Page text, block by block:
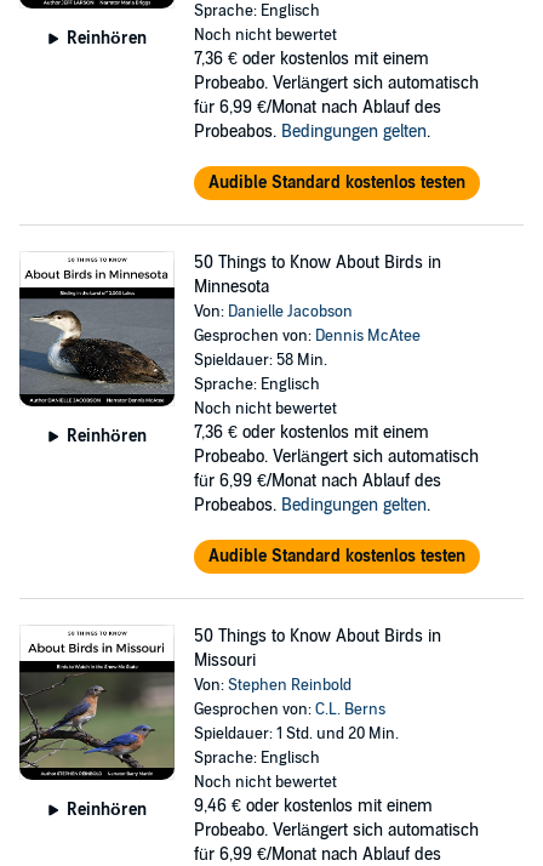
Reinhören
Sprache: Englisch
Noch nicht bewertet
7,36 € oder kostenlos mit einem
Probeabo. Verlängert sich automatisch
für 6,99 €/Monat nach Ablauf des
Probeabos. Bedingungen gelten.
Audible Standard kostenlos testen
Reinhören
50 Things to Know About Birds in
Minnesota
Von: Danielle Jacobson
Gesprochen von: Dennis McAtee
Spieldauer: 58 Min.
Sprache: Englisch
Noch nicht bewertet
7,36 € oder kostenlos mit einem
Probeabo. Verlängert sich automatisch
für 6,99 €/Monat nach Ablauf des
Probeabos. Bedingungen gelten.
Audible Standard kostenlos testen
Reinhören
50 Things to Know About Birds in
Missouri
Von:Stephen Reinbold
Gesprochen von:C.L. Berns
Spieldauer: 1 Std. und 20 Min.
Sprache: Englisch
Noch nicht bewertet
9,46 € oder kostenlos mit einem
Probeabo. Verlängert sich automatisch
für 6,99 €/Monat nach Ablauf des